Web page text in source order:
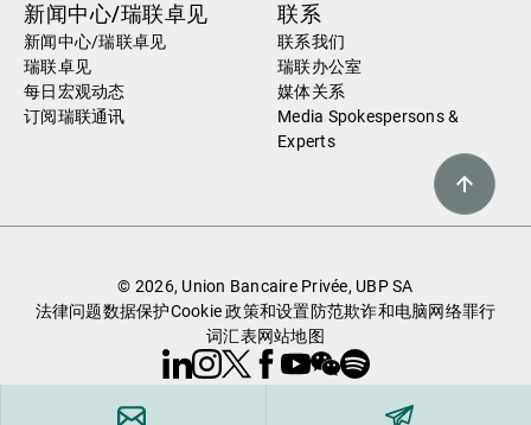
新闻中心/瑞联卓见
新闻中心/瑞联卓见
瑞联卓见
每日宏观动态
订阅瑞联通讯
联系
联系我们
瑞联办公室
媒体关系
Media Spokespersons &
Experts
© 2026, Union Bancaire Privée, UBP SA
法律问题数据保护Cookie 政策和设置防范欺诈和电脑网络罪行
词汇表网站地图
Linkedin
Instagram
X Facebook
Youtube
WeChat
Spotify